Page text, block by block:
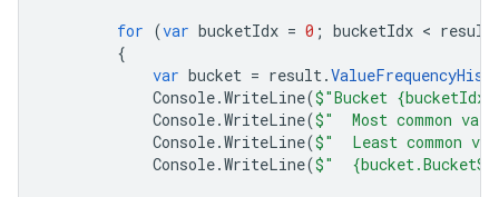
for (var bucketIdx = 0 ; bucketIdx < result
{
var bucket = result.
Console.WriteLine($"Bucket
Console.WriteLine($"  Most common
Console.WriteLine($"  Least common
Console.WriteLine($"